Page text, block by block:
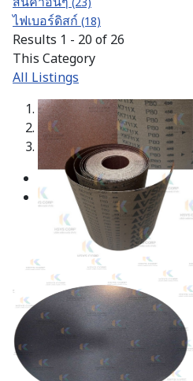
ไฟเบอร์ดิสก์ (18)
Results 1 - 20 of 26
This Category
All Listings
1
2
3